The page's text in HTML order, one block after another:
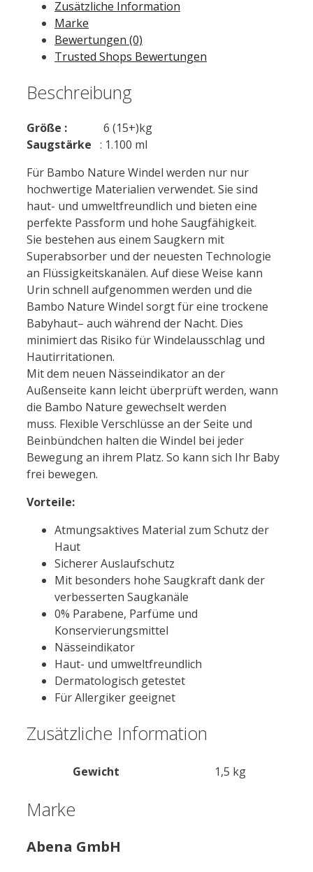
Zusätzliche Information
Marke
Bewertungen (0)
Trusted Shops Bewertungen
Beschreibung
Größe : 6 (15+)kg
Saugstärke : 1.100 ml
Für Bambo Nature Windel werden nur nur
hochwertige Materialien verwendet. Sie sind
haut- und umweltfreundlich und bieten eine
perfekte Passform und hohe Saugfähigkeit.
Sie bestehen aus einem Saugkern mit
Superabsorber und der neuesten Technologie
an Flüssigkeitskanälen. Auf diese Weise kann
Urin schnell aufgenommen werden und die
Bambo Nature Windel sorgt für eine trockene
Babyhaut– auch während der Nacht. Dies
minimiert das Risiko für Windelausschlag und
Hautirritationen.
Mit dem neuen Nässeindikator an der
Außenseite kann leicht überprüft werden, wann
die Bambo Nature gewechselt werden
muss. Flexible Verschlüsse an der Seite und
Beinbündchen halten die Windel bei jeder
Bewegung an ihrem Platz. So kann sich Ihr Baby
frei bewegen.
Vorteile:
Atmungsaktives Material zum Schutz der
Haut
Sicherer Auslaufschutz
Mit besonders hohe Saugkraft dank der
verbesserten Saugkanäle
0% Parabene, Parfüme und
Konservierungsmittel
Nässeindikator
Haut- und umweltfreundlich
Dermatologisch getestet
Für Allergiker geeignet
Zusätzliche Information
Gewicht 1,5 kg
Marke
Abena GmbH